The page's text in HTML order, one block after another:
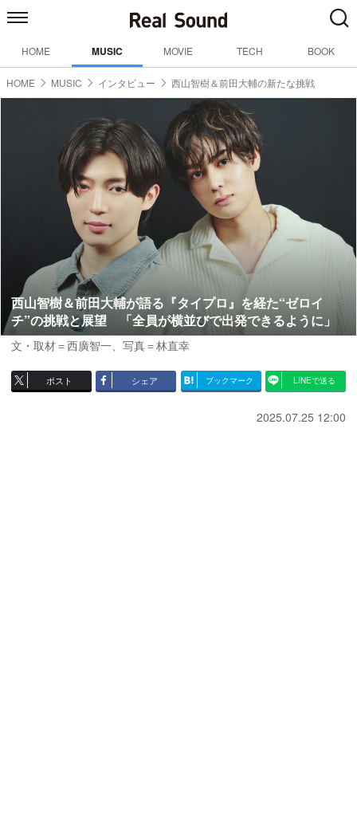
HOME MUSIC MOVIE TECH BOOK
HOME MUSIC インタビュー 西山智樹＆前田大輔の新たな挑戦
西山智樹＆前田大輔が語る『タイプロ』を経た“ゼロイ
チ”の挑戦と展望 「全員が横並びで出発できるように」
文・取材＝西廣智一、 写真＝林直幸
ポスト シェア ブックマーク LINEで送る
2025.07.25 12:00